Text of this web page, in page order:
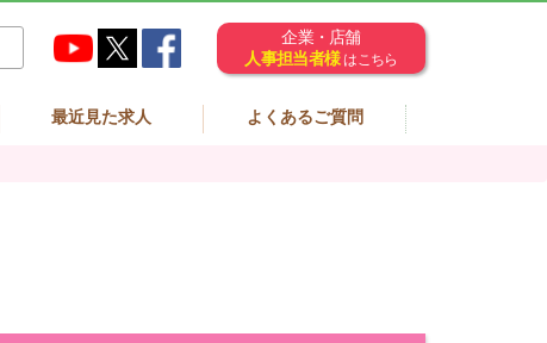
企業・店舗
人事担当者様 はこちら
最近見た求人 よくあるご質問